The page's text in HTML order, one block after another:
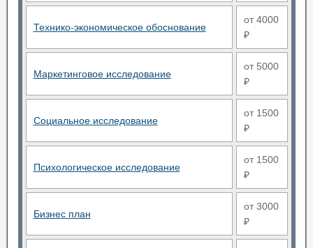
Технико-экономическое обоснование
от 4000
₽
Маркетинговое исследование
от 5000
₽
Социальное исследование
от 1500
₽
Психологическое исследование
от 1500
₽
Бизнес план
от 3000
₽